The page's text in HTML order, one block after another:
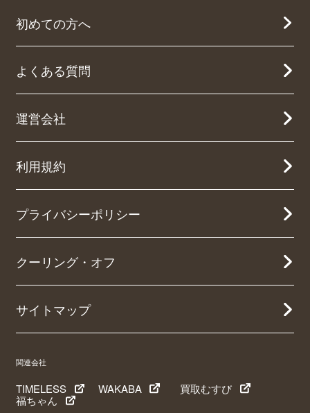
初めての方へ
よくある質問
運営会社
利用規約
プライバシーポリシー
クーリング・オフ
サイトマップ
関連会社
TIMELESS WAKABA
買取むすび
福ちゃん